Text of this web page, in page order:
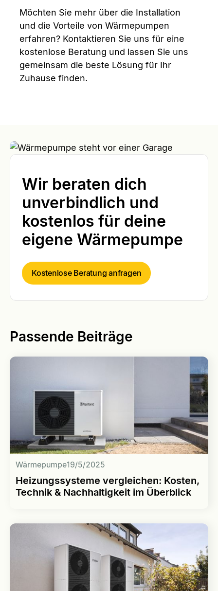
Möchten Sie mehr über die Installation
und die Vorteile von Wärmepumpen
erfahren? Kontaktieren Sie uns für eine
kostenlose Beratung und lassen Sie uns
gemeinsam die beste Lösung für Ihr
Zuhause finden.
Wir beraten dich
unverbindlich und
kostenlos für deine
eigene Wärmepumpe
Kostenlose Beratung anfragen
Passende Beiträge
Wärmepumpe19/5/2025
Heizungssysteme vergleichen: Kosten,
Technik & Nachhaltigkeit im Überblick